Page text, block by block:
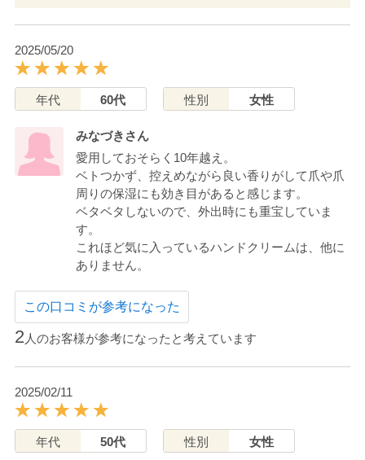
2025/05/20
年代 60代 性別 女性
みなづきさん
愛用しておそらく10年越え。
ベトつかず、控えめながら良い香りがして爪や爪
周りの保湿にも効き目があると感じます。
ベタベタしないので、外出時にも重宝していま
す。
これほど気に入っているハンドクリームは、他に
ありません。
この口コミが参考になった
2 人のお客様が参考になったと考えています
2025/02/11
年代 50代 性別 女性